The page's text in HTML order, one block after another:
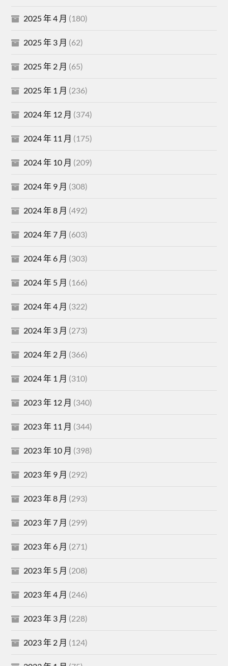
2025 年 4 月 (180)
2025 年 3 月 (62)
2025 年 2 月 (65)
2025 年 1 月 (236)
2024 年 12 月 (374)
2024 年 11 月 (175)
2024 年 10 月 (209)
2024 年 9 月 (308)
2024 年 8 月 (492)
2024 年 7 月 (603)
2024 年 6 月 (303)
2024 年 5 月 (166)
2024 年 4 月 (322)
2024 年 3 月 (273)
2024 年 2 月 (366)
2024 年 1 月 (310)
2023 年 12 月 (340)
2023 年 11 月 (344)
2023 年 10 月 (398)
2023 年 9 月 (292)
2023 年 8 月 (293)
2023 年 7 月 (299)
2023 年 6 月 (271)
2023 年 5 月 (208)
2023 年 4 月 (246)
2023 年 3 月 (228)
2023 年 2 月 (124)